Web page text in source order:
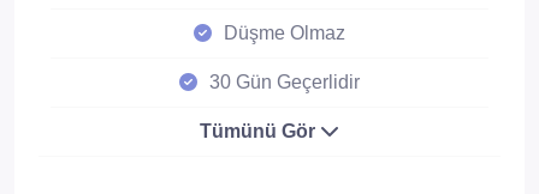
Düşme Olmaz
30 Gün Geçerlidir
Tümünü Gör